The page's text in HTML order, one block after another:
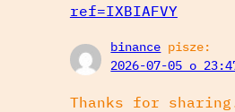
ref=IXBIAFVY
binance pisze:
2026-07-05 o
Thanks for